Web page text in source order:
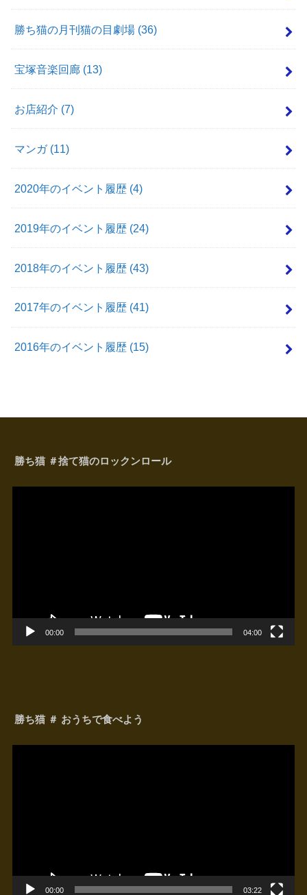
勝ち猫の月刊猫の目劇場 (36)
宝塚音楽回廊 (13)
お店紹介 (7)
マンガ (11)
2020年のイベント履歴 (4)
2019年のイベント履歴 (24)
2018年のイベント履歴 (43)
2017年のイベント履歴 (41)
2016年のイベント履歴 (15)
勝ち猫 ＃捨て猫のロックンロール
00:00 04:00
勝ち猫 ＃ おうちで食べよう
00:00 03:22